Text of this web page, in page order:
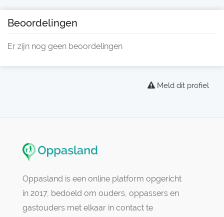
Beoordelingen
Er zijn nog geen beoordelingen
Meld dit profiel
Oppasland is een online platform opgericht
in 2017, bedoeld om ouders, oppassers en
gastouders met elkaar in contact te